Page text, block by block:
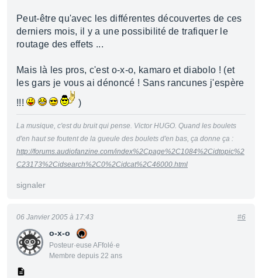
Peut-être qu'avec les différentes découvertes de ces
derniers mois, il y a une possibilité de trafiquer le
routage des effets ...
Mais là les pros, c'est o-x-o, kamaro et diabolo ! (et
les gars je vous ai dénoncé ! Sans rancunes j'espère
!!!
)
La musique, c'est du bruit qui pense. Victor HUGO. Quand les boulets
d'en haut se foutent de la gueule des boulets d'en bas, ça donne ça :
http://forums.audiofanzine.com/index%2Cpage%2C1084%2Cidtopic%2
C23173%2Cidsearch%2C0%2Cidcat%2C46000.html
signaler
o-x-o
Posteur·euse AFfolé·e
Membre depuis 22 ans
06 Janvier 2005 à 17:43 #6